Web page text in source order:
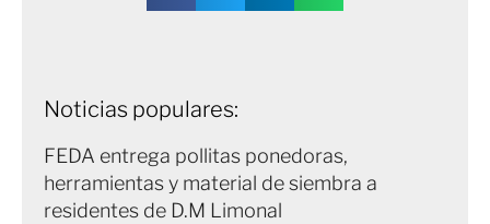
Noticias populares:
FEDA entrega pollitas ponedoras,
herramientas y material de siembra a
residentes de D.M Limonal